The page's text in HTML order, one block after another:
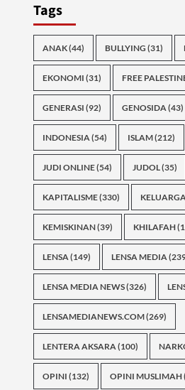
Tags
ANAK(44) BULLYING (31)
EKONOMI (31) FREE
GENERASI (92) GENOSIDA(43)
INDONESIA(54) ISLAM(212)
JUDI ONLINE(54) JUDOL(35)
KAPITALISME(330)
KEMISKINAN(39) KHILAFAH
LENSA(149) LENSA MEDIA
LENSA MEDIA NEWS(326)
LENSAMEDIANEWS.COM(269)
LENTERA AKSARA(100)
OPINI (132) OPINI MUSLIMAH